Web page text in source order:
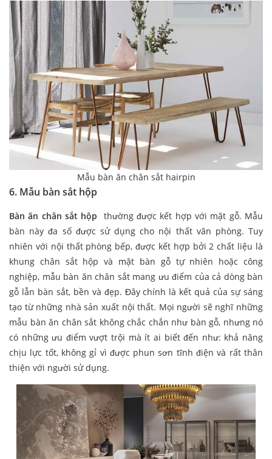
Mẫu bàn ăn chân sắt hairpin
6. Mẫu bàn sắt hộp
Bàn ăn chân sắt hộp thường được kết hợp với mặt gỗ. Mẫu
bàn này đa số được sử dụng cho nội thất văn phòng. Tuy
nhiên với nội thất phòng bếp, được kết hợp bởi 2 chất liệu là
khung chân sắt hộp và mặt bàn gỗ tự nhiên hoặc công
nghiệp, mẫu bàn ăn chân sắt mang ưu điểm của cả dòng bàn
gỗ lẫn bàn sắt, bền và đẹp. Đây chính là kết quả của sự sáng
tạo từ những nhà sản xuất nội thất. Mọi người sẽ nghĩ những
mẫu bàn ăn chân sắt không chắc chắn như bàn gỗ, nhưng nó
có những ưu điểm vượt trội mà ít ai biết đến như: khả năng
chịu lực tốt, không gỉ vì được phun sơn tĩnh điện và rất thân
thiện với người sử dụng.